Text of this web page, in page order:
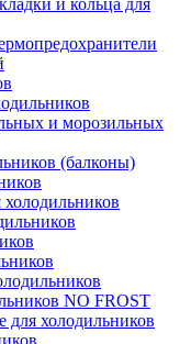
и кольца для
и морозильных
(балконы)
NO FROST
для холодильников